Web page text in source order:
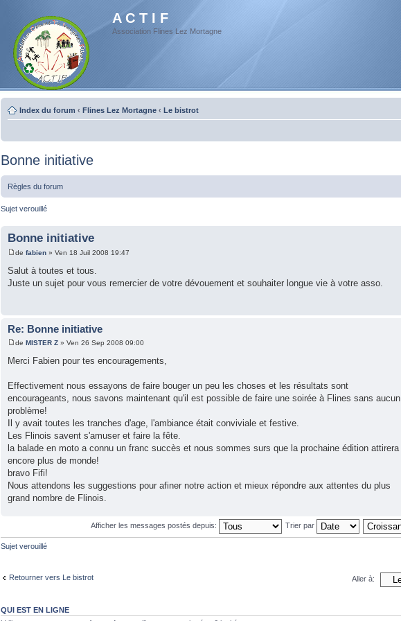
A C T I F
Association Flines Lez Mortagne
Index du forum ‹ Flines Lez Mortagne ‹ Le bistrot
Bonne initiative
Règles du forum
Sujet verouillé
Bonne initiative
de fabien » Ven 18 Juil 2008 19:47
Salut à toutes et tous.
Juste un sujet pour vous remercier de votre dévouement et souhaiter longue vie à votre asso.
Re: Bonne initiative
de MISTER Z » Ven 26 Sep 2008 09:00
Merci Fabien pour tes encouragements,
Effectivement nous essayons de faire bouger un peu les choses et les résultats sont
encourageants, nous savons maintenant qu'il est possible de faire une soirée à Flines sans aucun
problème!
Il y avait toutes les tranches d'age, l'ambiance était conviviale et festive.
Les Flinois savent s'amuser et faire la fête.
la balade en moto a connu un franc succès et nous sommes surs que la prochaine édition attirera
encore plus de monde!
bravo Fifi!
Nous attendons les suggestions pour afiner notre action et mieux répondre aux attentes du plus
grand nombre de Flinois.
Afficher les messages postés depuis: Trier par
Sujet verouillé
Retourner vers Le bistrot Aller à:
QUI EST EN LIGNE